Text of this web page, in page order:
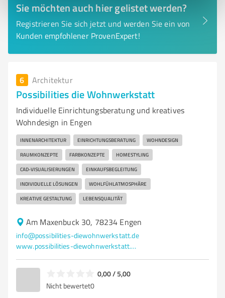
Sie möchten auch hier gelistet werden?
Registrieren Sie sich jetzt und werden Sie ein von
Kunden empfohlener ProvenExpert!
6 Architektur
Possibilities die Wohnwerkstatt
Individuelle Einrichtungsberatung und kreatives
Wohndesign in Engen
INNENARCHITEKTUR EINRICHTUNGSBERATUNG WOHNDESIGN
RAUMKONZEPTE FARBKONZEPTE HOMESTYLING
CAD-VISUALISIERUNGEN EINKAUFSBEGLEITUNG
INDIVIDUELLE LÖSUNGEN WOHLFÜHLATMOSPHÄRE
KREATIVE GESTALTUNG LEBENSQUALITÄT
Am Maxenbuck 30, 78234 Engen
info@possibilities-diewohnwerkstatt.de
www.possibilities-diewohnwerkstatt.de/
0,00 / 5,00
Nicht bewertet0